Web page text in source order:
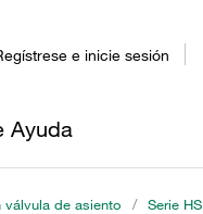
e inicie sesión
Ayuda
válvula de asiento / Serie HS